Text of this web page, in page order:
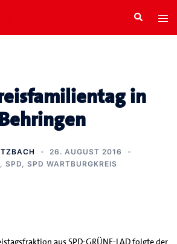
Search
in
Behringen
26. AUGUST 2016
SPD SPD WARTBURGKREIS
aus SPD-GRÜNE-LAD folgte der